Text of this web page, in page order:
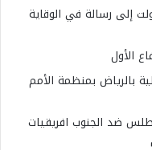
الطب تحولت إلى رسالة في الوقاية
الأول
بالرياض بمنظمة الأمم
ضد الجنوب افريقيات